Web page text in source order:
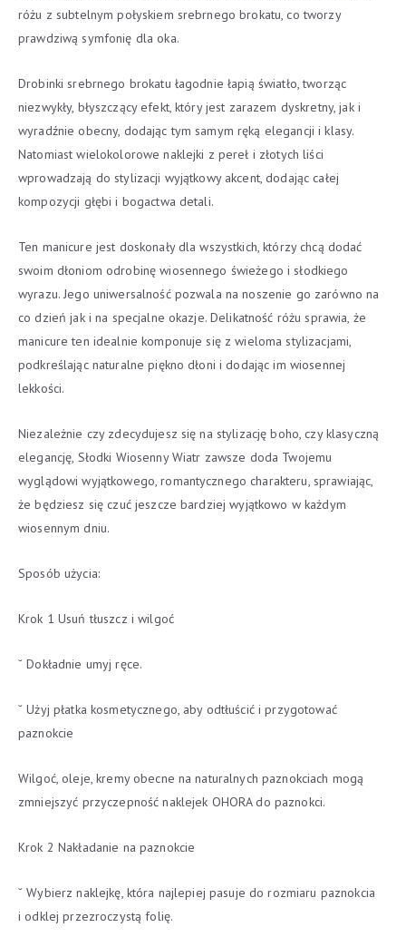
różu z subtelnym połyskiem srebrnego brokatu, co tworzy
prawdziwą symfonię dla oka.
Drobinki srebrnego brokatu łagodnie łapią światło, tworząc
niezwykły, błyszczący efekt, który jest zarazem dyskretny, jak i
wyradźnie obecny, dodając tym samym ręką elegancji i klasy.
Natomiast wielokolorowe naklejki z pereł i złotych liści
wprowadzają do stylizacji wyjątkowy akcent, dodając całej
kompozycji głębi i bogactwa detali.
Ten manicure jest doskonały dla wszystkich, którzy chcą dodać
swoim dłoniom odrobinę wiosennego świeżego i słodkiego
wyrazu. Jego uniwersalność pozwala na noszenie go zarówno na
co dzień jak i na specjalne okazje. Delikatność różu sprawia, że
manicure ten idealnie komponuje się z wieloma stylizacjami,
podkreślając naturalne piękno dłoni i dodając im wiosennej
lekkości.
Niezależnie czy zdecydujesz się na stylizację boho, czy klasyczną
elegancję, Słodki Wiosenny Wiatr zawsze doda Twojemu
wyglądowi wyjątkowego, romantycznego charakteru, sprawiając,
że będziesz się czuć jeszcze bardziej wyjątkowo w każdym
wiosennym dniu.
Sposób użycia:
Krok 1 Usuń tłuszcz i wilgoć
˘ Dokładnie umyj ręce.
˘ Użyj płatka kosmetycznego, aby odtłuścić i przygotować
paznokcie
Wilgoć, oleje, kremy obecne na naturalnych paznokciach mogą
zmniejszyć przyczepność naklejek OHORA do paznokci.
Krok 2 Nakładanie na paznokcie
˘ Wybierz naklejkę, która najlepiej pasuje do rozmiaru paznokcia
i odklej przezroczystą folię.